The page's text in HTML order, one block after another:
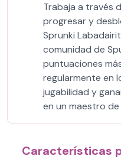
Trabaja a través
progresar y
Sprunki
comunidad de
puntuaciones
regularmente en
jugabilidad y
en un maestro
Características